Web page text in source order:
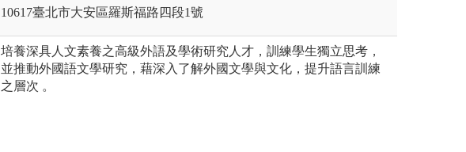
10617臺北市大安區羅斯福路四段1號
培養深具人文素養之高級外語及學術研究人才，訓練學生獨立思考，
並推動外國語文學研究，藉深入了解外國文學與文化，提升語言訓練
之層次 。